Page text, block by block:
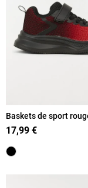
Baskets de sport
(24-30)
17,99 €